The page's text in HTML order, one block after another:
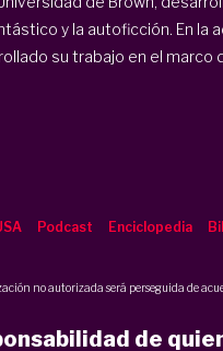
y la autoficción. En la
su trabajo en el marco
Podcast Enciclopedia
no autorizada será perseguida de
de